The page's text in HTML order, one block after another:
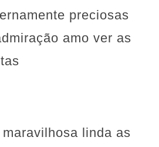
preciosas
amo ver as
linda as